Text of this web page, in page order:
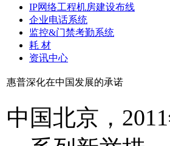
IP网络工程机房建设布线
企业电话系统
监控&门禁考勤系统
耗 材
资讯中心
惠普深化在中国发展的承诺
中国北京，